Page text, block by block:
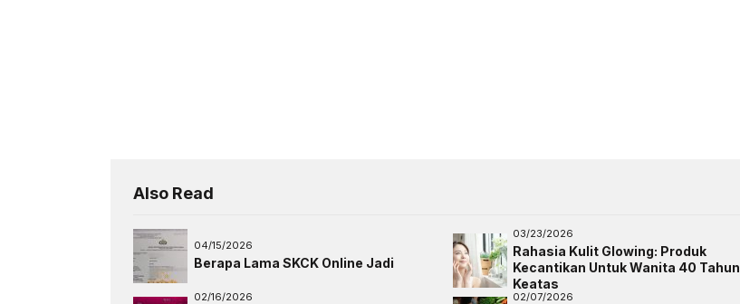
Also Read
04/15/2026
Berapa Lama SKCK Online Jadi
03/23/2026
Rahasia Kulit Glowing: Produk
Kecantikan Untuk Wanita 40 Tahun
Keatas
02/16/2026 02/07/2026